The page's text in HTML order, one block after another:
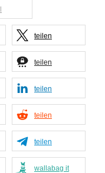
teilen
teilen
teilen
teilen
teilen
wallabag it